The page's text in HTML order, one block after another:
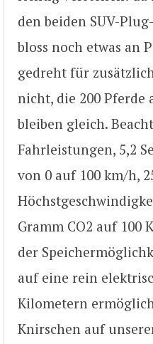
den beiden SUV-
bloss noch etwas an
gedreht für
nicht, die 200 Pferde
bleiben gleich.
Fahrleistungen, 5,2
von 0 auf 100 km/h,
Gramm CO2 auf 100
der
auf eine rein
Kilometern
Knirschen auf